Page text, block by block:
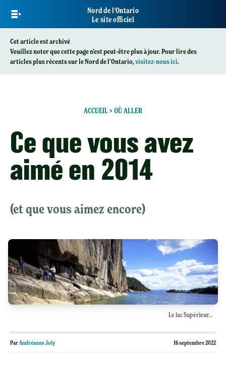
main
content
Nord de l'Ontario
Le site officiel
Cet article est archivé
Veuillez noter que cette page n’est peut-être plus à jour. Pour lire des
articles plus récents sur le Nord de l’Ontario,visitez-nous ici.
ACCUEIL> OÙ ALLER
Ce que vous avez
aimé en 2014
(et que vous aimez encore)
Le lac Supérieur...
ParAndréanne Joly 16 septembre 2022